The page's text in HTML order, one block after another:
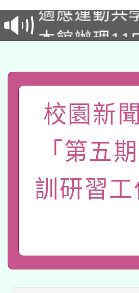
招甄選結果
招)
本館辦理
礎課程
A3數位素養
「數位內
pilot」
薪期間赴
轉知經濟
業技術研究
用水績優
115年8月
桃園市孔
開 智慧啟航
2026年桃
本校115學
招甄選結果
適應運動共
本館辦理
校園新
「第五
訓研習